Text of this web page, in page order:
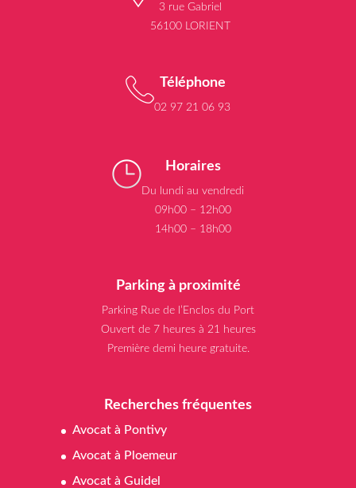
3 rue Gabriel
56100 LORIENT
Téléphone
02 97 21 06 93
Horaires
Du lundi au vendredi
09h00 – 12h00
14h00 – 18h00
Parking à proximité
Parking Rue de l’Enclos du Port
Ouvert de 7 heures à 21 heures
Première demi heure gratuite.
Recherches fréquentes
Avocat à Pontivy
Avocat à Ploemeur
Avocat à Guidel